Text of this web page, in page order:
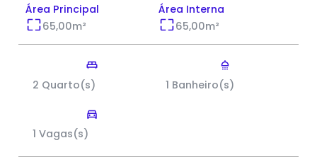
Área Principal
65,00m²
Área Interna
65,00m²
2 Quarto(s) 1 Banheiro(s)
1 Vagas(s)